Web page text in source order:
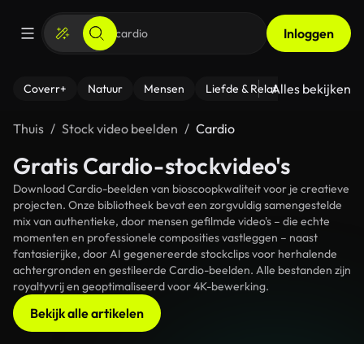
Inloggen
Coverr+ Natuur Mensen Liefde & Relaties - Fitness
Alles bekijken
Thuis Stock video beelden Cardio
Gratis Cardio-stockvideo's
Download Cardio-beelden van bioscoopkwaliteit voor je creatieve
projecten. Onze bibliotheek bevat een zorgvuldig samengestelde
mix van authentieke, door mensen gefilmde video's – die echte
momenten en professionele composities vastleggen – naast
fantasierijke, door AI gegenereerde stockclips voor herhalende
achtergronden en gestileerde Cardio-beelden. Alle bestanden zijn
royaltyvrij en geoptimaliseerd voor 4K-bewerking.
Bekijk alle artikelen